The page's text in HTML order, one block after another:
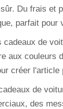
Du frais et
parfait pour
de
aux
créer l'article
de
des